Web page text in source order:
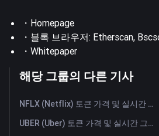
・ Homepage
・블록 브라우저: Etherscan,
・ Whitepaper
해당 그룹의 다른 기사
NFLX (Netflix) 토큰 가격 및 실시간 그래프
UBER (Uber) 토큰 가격 및 실시간 그래프